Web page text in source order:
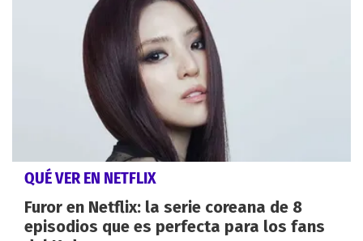
QUÉ VER EN NETFLIX
Furor en Netflix: la serie coreana de 8
episodios que es perfecta para los fans